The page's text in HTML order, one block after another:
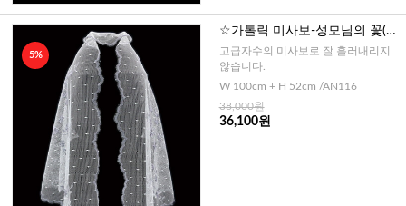
5%
☆가톨릭 미사보-성모님의 꽃(그
레이) No116
고급자수의 미사보로 잘 흘러내리지
않습니다.
W 100cm + H 52cm /AN116
38,000원
36,100원